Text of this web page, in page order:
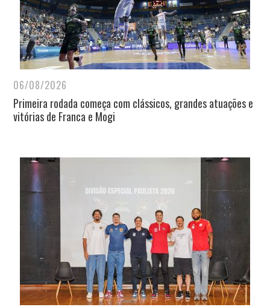
06/08/2026
Primeira rodada começa com clássicos, grandes atuações e
vitórias de Franca e Mogi